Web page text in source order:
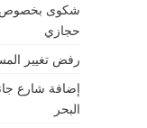
شكوى بخصوص
حجازي
رفض تغيير
إضافة شارع
البحر